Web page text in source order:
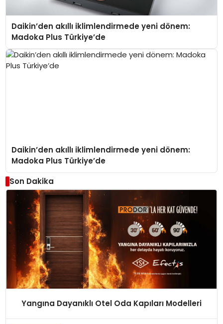
Daikin’den akıllı iklimlendirmede yeni dönem:
Madoka Plus Türkiye’de
Daikin’den akıllı iklimlendirmede yeni dönem:
Madoka Plus Türkiye’de
Son Dakika
Yangına Dayanıklı Otel Oda Kapıları Modelleri